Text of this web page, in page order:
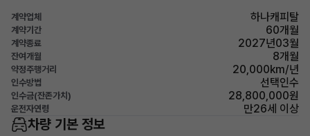
계약업체 하나캐피탈
계약기간 60개월
계약종료 2027년03월
잔여개월 8개월
약정주행거리 20,000km/년
인수방법 선택인수
인수금(잔존가치) 28,800,000원
운전자연령 만26세 이상
차량 기본 정보